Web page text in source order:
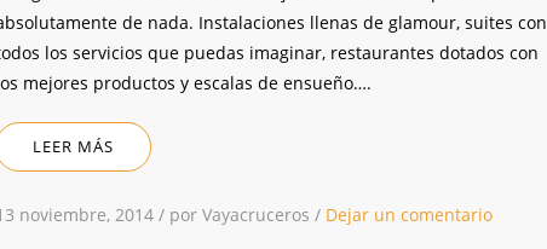
de nada. Instalaciones llenas de glamour, suites con
los servicios que puedas imaginar, restaurantes dotados con
mejores productos y escalas de ensueño….
LEER MÁS
noviembre, 2014 / por Vayacruceros / Dejar un comentario